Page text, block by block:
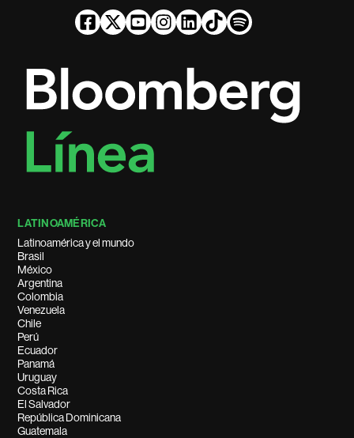
LATINOAMÉRICA
Latinoamérica y el mundo
Brasil
México
Argentina
Colombia
Venezuela
Chile
Perú
Ecuador
Panamá
Uruguay
Costa Rica
El Salvador
República Dominicana
Guatemala